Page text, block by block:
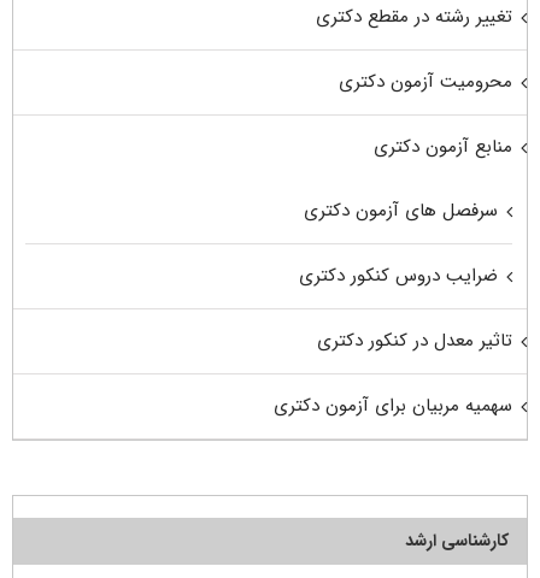
تغییر رشته در مقطع دکتری
محرومیت آزمون دکتری
منابع آزمون دکتری
سرفصل های آزمون دکتری
ضرایب دروس کنکور دکتری
تاثیر معدل در کنکور دکتری
سهمیه مربیان برای آزمون دکتری
کارشناسی ارشد